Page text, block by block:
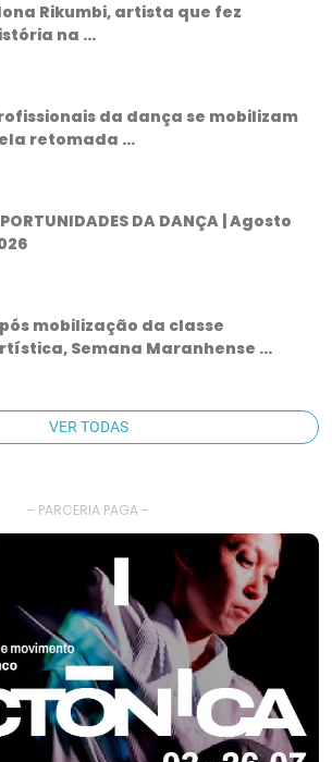
Rikumbi, artista que fez
na ...
da dança se mobilizam
retomada ...
DA DANÇA | Agosto
mobilização da classe
Semana Maranhense ...
VER TODAS
- PARCERIA PAGA -